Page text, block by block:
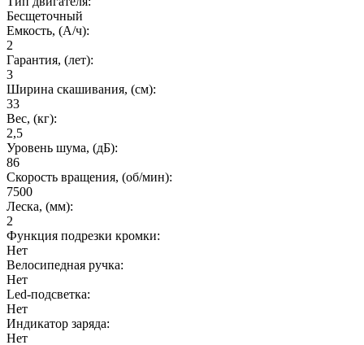
Бесщеточный
Емкость, (А/ч):
2
Гарантия, (лет):
3
Ширина скашивания, (см):
33
Вес, (кг):
2,5
Уровень шума, (дБ):
86
Cкорость вращения, (об/мин):
7500
Леска, (мм):
2
Функция подрезки кромки:
Нет
Велосипедная ручка:
Нет
Led-подсветка:
Нет
Индикатор заряда:
Нет